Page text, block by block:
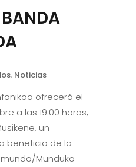
, Noticias
ofrecerá el
a las 19:00 horas,
un
beneficio de la
Munduko